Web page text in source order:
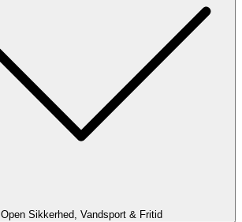
Open Sikkerhed, Vandsport & Fritid